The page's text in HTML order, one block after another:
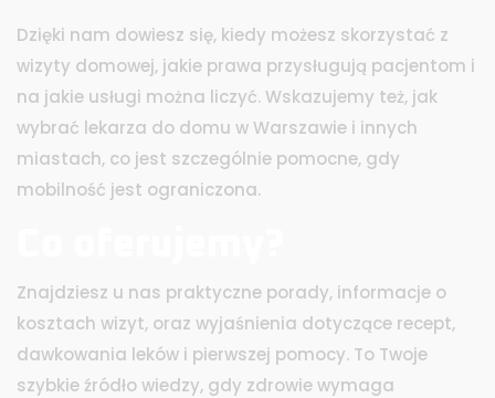
Dzięki nam dowiesz się, kiedy możesz skorzystać z
wizyty domowej, jakie prawa przysługują pacjentom i
na jakie usługi można liczyć. Wskazujemy też, jak
wybrać lekarza do domu w Warszawie i innych
miastach, co jest szczególnie pomocne, gdy
mobilność jest ograniczona.
Znajdziesz u nas praktyczne porady, informacje o
kosztach wizyt, oraz wyjaśnienia dotyczące recept,
dawkowania leków i pierwszej pomocy. To Twoje
szybkie źródło wiedzy, gdy zdrowie wymaga